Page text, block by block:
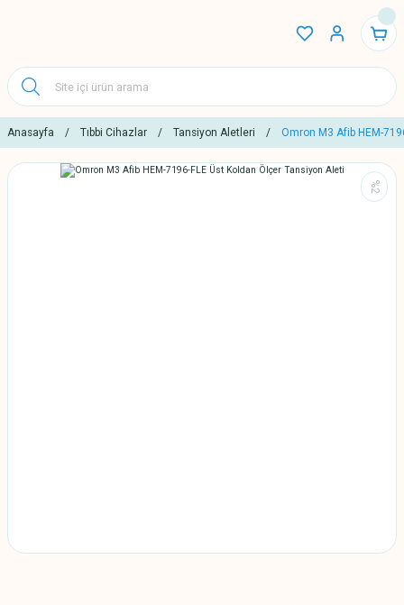
Anasayfa Tıbbi Cihazlar Tansiyon Aletleri Omron M3 Afib HEM-
%2